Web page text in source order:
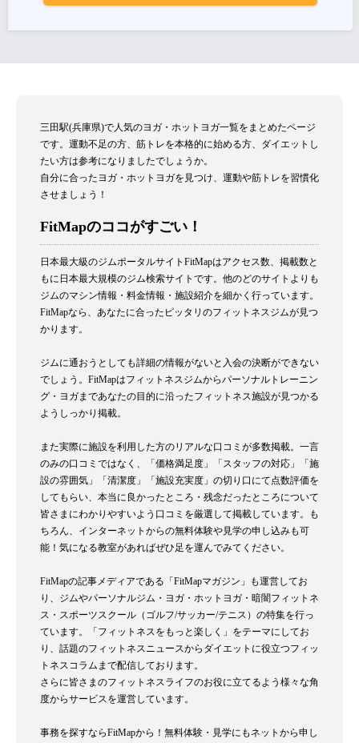
三田駅(兵庫県)で人気のヨガ・ホットヨガ一覧をまとめたページ
です。運動不足の方、筋トレを本格的に始める方、ダイエットし
たい方は参考になりましたでしょうか。
自分に合ったヨガ・ホットヨガを見つけ、運動や筋トレを習慣化
させましょう！
FitMapのココがすごい！
日本最大級のジムポータルサイトFitMapはアクセス数、掲載数と
もに日本最大規模のジム検索サイトです。他のどのサイトよりも
ジムのマシン情報・料金情報・施設紹介を細かく行っています。
FitMapなら、あなたに合ったピッタリのフィットネスジムが見つ
かります。
ジムに通おうとしても詳細の情報がないと入会の決断ができない
でしょう。FitMapはフィットネスジムからパーソナルトレーニン
グ・ヨガまであなたの目的に沿ったフィットネス施設が見つかる
ようしっかり掲載。
また実際に施設を利用した方のリアルな口コミが多数掲載。一言
のみの口コミではなく、「価格満足度」「スタッフの対応」「施
設の雰囲気」「清潔度」「施設充実度」の切り口にて点数評価を
してもらい、本当に良かったところ・残念だったところについて
皆さまにわかりやすいよう口コミを厳選して掲載しています。も
ちろん、インターネットからの無料体験や見学の申し込みも可
能！気になる教室があればぜひ足を運んでみてください。
FitMapの記事メディアである「FitMapマガジン」も運営してお
り、ジムやパーソナルジム・ヨガ・ホットヨガ・暗闇フィットネ
ス・スポーツスクール（ゴルフ/サッカー/テニス）の特集を行っ
ています。「フィットネスをもっと楽しく」をテーマにしてお
り、話題のフィットネスニュースからダイエットに役立つフィッ
トネスコラムまで配信しております。
さらに皆さまのフィットネスライフのお役に立てるよう様々な角
度からサービスを運営しています。
事務を探すならFitMapから！無料体験・見学にもネットから申し